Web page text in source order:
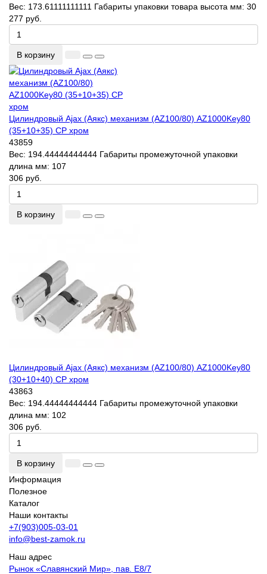
Вес: 173.61111111111 Габариты упаковки товара высота мм: 30
277 руб.
В корзину
Цилиндровый Ajax (Аякс) механизм (AZ100/80) AZ1000Key80
(35+10+35) CP хром
43859
Вес: 194.44444444444 Габариты промежуточной упаковки
длина мм: 107
306 руб.
В корзину
Цилиндровый Ajax (Аякс) механизм (AZ100/80) AZ1000Key80
(30+10+40) CP хром
43863
Вес: 194.44444444444 Габариты промежуточной упаковки
длина мм: 102
306 руб.
В корзину
Информация
Полезное
Каталог
Наши контакты
+7(903)005-03-01
info@best-zamok.ru
Наш адрес
Рынок «Славянский Мир», пав. Е8/7